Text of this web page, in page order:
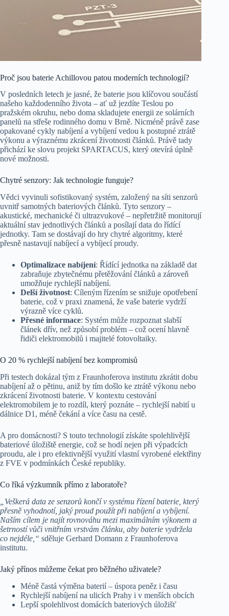
Proč jsou baterie Achillovou patou moderních technologií?
V posledních letech je jasné, že baterie jsou klíčovou součástí
našeho každodenního života – ať už jezdíte Teslou po
pražském okruhu, nebo doma skladujete energii ze solárních
panelů na střeše rodinného domu v Brně. Nicméně právě zase
opakované cykly nabíjení a vybíjení vedou k postupné ztrátě
výkonu a výraznému zkrácení životnosti článků. Právě tady
přichází ke slovu projekt SPARTACUS, který otevírá úplně
nové možnosti.
Chytré senzory: Jak technologie funguje?
Vědci vyvinuli sofistikovaný systém, založený na síti senzorů
uvnitř samotných bateriových článků. Tyto senzory –
akustické, mechanické či ultrazvukové – nepřetržitě monitorují
aktuální stav jednotlivých článků a posílají data do řídící
jednotky. Tam se dostávají do hry chytré algoritmy, které
přesně nastavují nabíjecí a vybíjecí proudy.
Optimalizace nabíjení: Řídící jednotka na základě dat
zabraňuje zbytečnému přetěžování článků a zároveň
umožňuje rychlejší nabíjení.
Delší životnost: Cíleným řízením se snižuje opotřebení
baterie, což v praxi znamená, že vaše baterie vydrží
výrazně více cyklů.
Přesné informace: Systém může rozpoznat slabší
článek dřív, než způsobí problém – což ocení hlavně
řidiči elektromobilů i majitelé fotovoltaiky.
O 20 % rychlejší nabíjení bez kompromisů
Při testech dokázal tým z Fraunhoferova institutu zkrátit dobu
nabíjení až o pětinu, aniž by tím došlo ke ztrátě výkonu nebo
zkrácení životnosti baterie. V kontextu cestování
elektromobilem je to rozdíl, který poznáte – rychlejší nabití u
dálnice D1, méně čekání a více času na cestě.
A pro domácnosti? S touto technologií získáte spolehlivější
bateriové úložiště energie, což se hodí nejen při výpadcích
proudu, ale i pro efektivnější využití vlastní vyrobené elektřiny
z FVE v podmínkách České republiky.
Co říká výzkumník přímo z laboratoře?
„Veškerá data ze senzorů končí v systému řízení baterie, který
přesně vyhodnotí, jaký proud použít při nabíjení a vybíjení.
Naším cílem je najít rovnováhu mezi maximálním výkonem a
šetrností vůči vnitřním vrstvám článku, aby baterie vydržela
co nejdéle,“ sděluje Gerhard Domann z Fraunhoferova
institutu.
Jaký přínos můžeme čekat pro běžného uživatele?
Méně častá výměna baterií – úspora peněz i času
Rychlejší nabíjení na ulicích Prahy i v menších obcích
Lepší spolehlivost domácích bateriových úložišť